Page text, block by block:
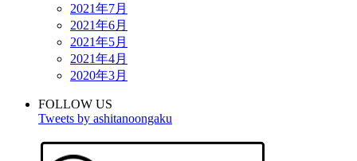
2021年7月
2021年6月
2021年5月
2021年4月
2020年3月
FOLLOW US
Tweets by ashitanoongaku